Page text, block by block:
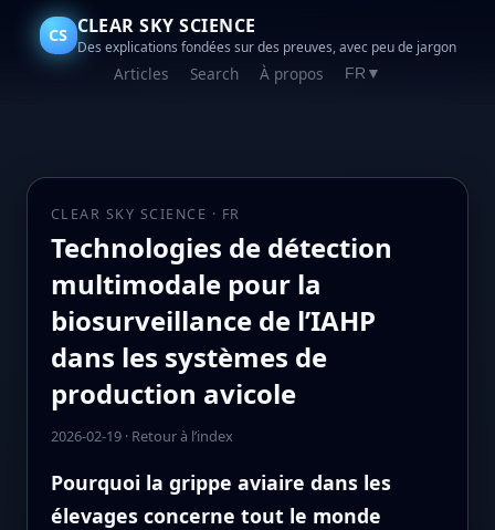
CS CLEAR SKY SCIENCE
Des explications fondées sur des preuves, avec peu de jargon
Articles Search À propos FR ▼
CLEAR SKY SCIENCE · FR
Technologies de détection
multimodale pour la
biosurveillance de l’IAHP
dans les systèmes de
production avicole
2026-02-19· Retour à l’index
Pourquoi la grippe aviaire dans les
élevages concerne tout le monde